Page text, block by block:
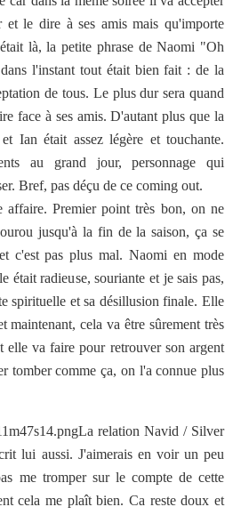
le dire à ses amis mais qu'importe
là, la petite phrase de Naomi "Oh
l'instant tout était bien fait : de la
de tous. Le plus dur sera quand
face à ses amis. D'autant plus que la
Ian était assez légère et touchante.
au grand jour, personnage qui
Bref, pas déçu de ce coming out.
affaire. Premier point très bon, on ne
jusqu'à la fin de la saison, ça se
c'est pas plus mal. Naomi en mode
était radieuse, souriante et je sais pas,
spirituelle et sa désillusion finale. Elle
maintenant, cela va être sûrement très
elle va faire pour retrouver son argent
tomber comme ça, on l'a connue plus
La relation Navid / Silver
lui aussi. J'aimerais en voir un peu
me tromper sur le compte de cette
cela me plaît bien. Ca reste doux et